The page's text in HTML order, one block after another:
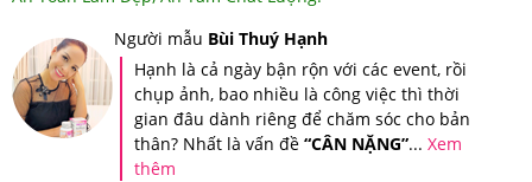
Trên 50 Tuổi90 viên: 580,000 VNĐ; 200 viên: 705,000
VNĐ; 275 viên: 825,000VNĐ.
Giảm Cân An Toàn là nơi cung cấp các dòng sản phẩm
hỗ trợ chức năng giảm cân, chăm sóc sức khỏe cao
Người mẫu Bùi Thuý Hạnh
Hạnh là cả ngày bận rộn với các event, rồi
chụp ảnh, bao nhiều là công việc thì thời
gian đâu dành riêng để chăm sóc cho bản
thân? Nhất là vấn đề “CÂN NẶNG”... Xem
thêm